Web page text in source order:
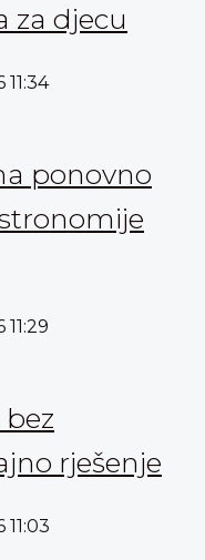
za djecu
11:34
ponovno
11:29
bez
rješenje
11:03